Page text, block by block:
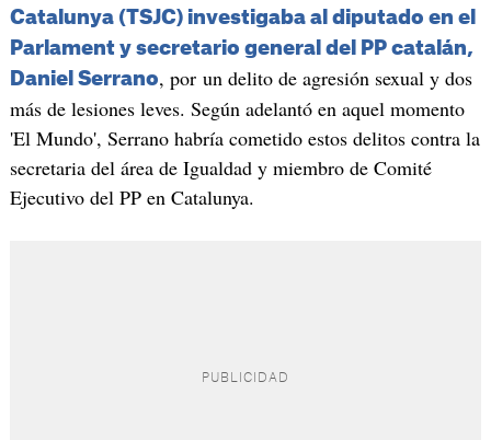
Catalunya (TSJC) investigaba al diputado en el
Parlament y secretario general del PP catalán,
Daniel Serrano, por un delito de agresión sexual y dos
más de lesiones leves. Según adelantó en aquel momento
'El Mundo', Serrano habría cometido estos delitos contra la
secretaria del área de Igualdad y miembro de Comité
Ejecutivo del PP en Catalunya.